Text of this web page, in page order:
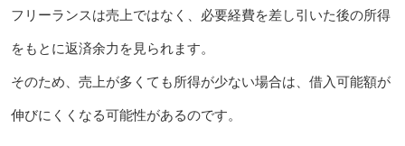
フリーランスは売上ではなく、必要経費を差し引いた後の所得
をもとに返済余力を見られます。
そのため、売上が多くても所得が少ない場合は、借入可能額が
伸びにくくなる可能性があるのです。